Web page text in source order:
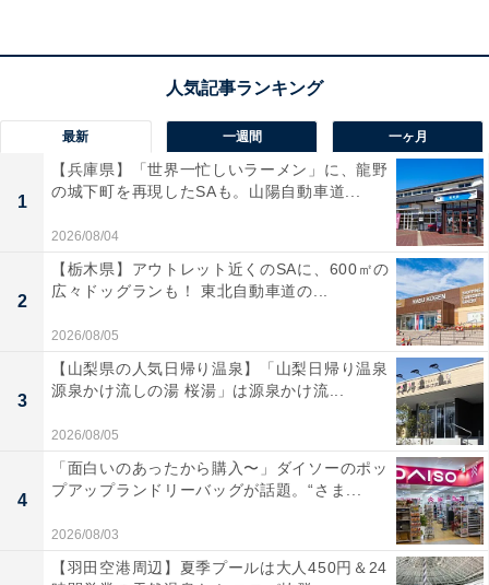
ソニー(SONY) WF-1000XM6 ブラック ワイヤレスイヤホ
ン Bluetooth ハイレゾ 世界最高クラスノイズキャンセリ
ング 外音取り込み 高性能マイク 通話品質 LDAC IPX4防
滴 マルチポイント ロングバッテリー WF-1000XM6 BZ
Amazonで見る
最新 一週間 一ヶ月
1
【兵庫県】「世界一忙しいラーメン」に、龍野
の城下町を再現したSAも。山陽自動車道...
2026/08/04
2
【栃木県】アウトレット近くのSAに、600㎡の
広々ドッグランも！ 東北自動車道の...
2026/08/05
3
【山梨県の人気日帰り温泉】「山梨日帰り温泉
源泉かけ流しの湯 桜湯」は源泉かけ流...
2026/08/05
4
「面白いのあったから購入〜」ダイソーのポッ
プアップランドリーバッグが話題。“さま...
2026/08/03
【羽田空港周辺】夏季プールは大人450円＆24